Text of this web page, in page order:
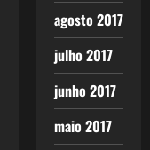
agosto 2017
julho 2017
junho 2017
maio 2017